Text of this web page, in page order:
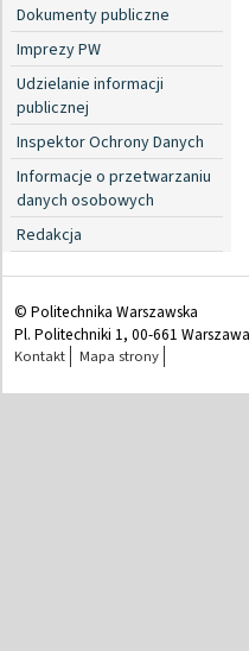
Dokumenty publiczne
Imprezy PW
Udzielanie informacji
publicznej
Inspektor Ochrony Danych
Informacje o przetwarzaniu
danych osobowych
Redakcja
© Politechnika Warszawska
Pl. Politechniki 1, 00-661
Kontakt Mapa strony